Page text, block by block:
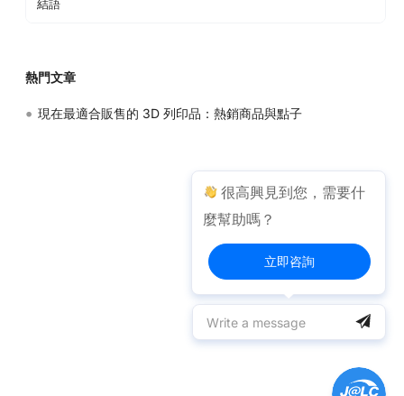
結語
熱門文章
• 現在最適合販售的 3D 列印品：熱銷商品與點子
很高興見到您，需要什
麼幫助嗎？
立即咨詢